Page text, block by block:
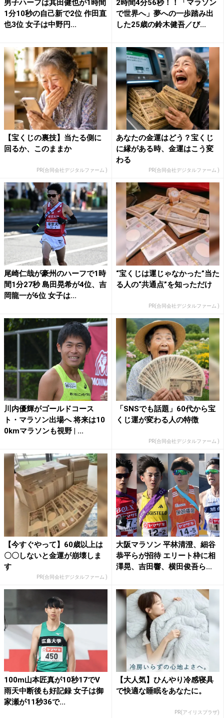
男子ハーフは其田健也が1時間
1分10秒の自己新で2位 作田直
也3位 女子は中野円...
2時間4分56秒！！「マラソン
で世界へ」夢への一歩踏み出
した25歳の鈴木健吾／び...
【宝くじの裏技】当たる側に
回るか、このままか
PR(合同会社デジタルファーム )
あなたの金運はどう？宝くじ
に縁がある時、金運はこう変
わる
PR(合同会社デジタルファーム )
尾崎仁哉が豪州のハーフで1時
間1分27秒 島田晃希が4位、吉
岡龍一が6位 女子は...
“宝くじは運じゃなかった”当た
る人の“共通点”を知っただけ
PR(合同会社デジタルファーム )
川内優輝がゴールドコース
ト・マラソン出場へ 将来は10
0kmマラソンも視野 | ...
「SNSでも話題」60代から宝
くじ運が変わる人の特徴
PR(合同会社デジタルファーム )
【今すぐやって】60歳以上は
〇〇しないと金運が崩壊しま
す
PR(合同会社デジタルファーム )
大阪マラソン 平林清澄、細谷
恭平らが招待 エリート枠に相
澤晃、吉田響、横田俊吾ら...
100m山本匠真が10秒17でV
雨天中断後も好記録 女子は御
家瀬が11秒36で...
【大人気】ひんやり冷感寝具
で快適な睡眠をあなたに。
PR(アイリスプラザ)